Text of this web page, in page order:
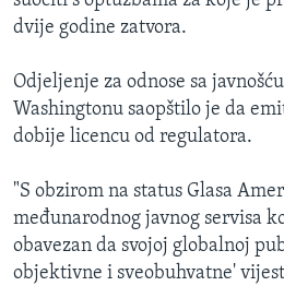
dvije godine zatvora.
Odjeljenje za odnose sa
Washingtonu saopštilo je da
dobije licencu od regulatora.
"S obzirom na status Glasa
međunarodnog javnog servisa
obavezan da svojoj globalnoj
objektivne i sveobuhvatne'